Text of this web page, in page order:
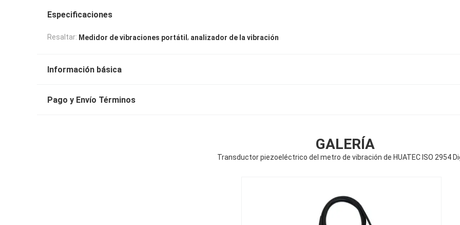
Especificaciones
Resaltar: Medidor de vibraciones portátil , analizador de la vibración
Información básica
Pago y Envío Términos
GALERÍA
Transductor piezoeléctrico del metro de vibración de HUATEC ISO 2954